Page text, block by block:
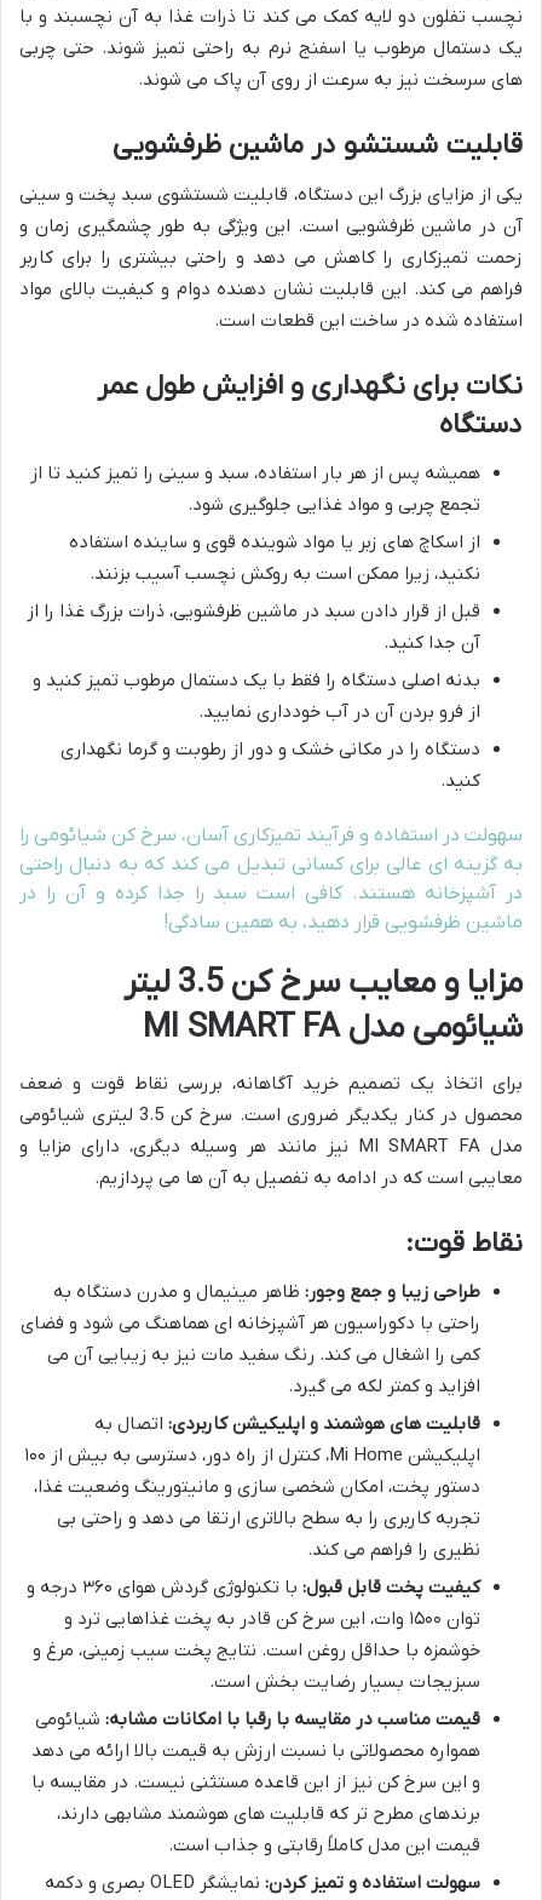
نچسب تفلون دو لایه کمک می کند تا ذرات غذا به آن نچسبند و با
یک دستمال مرطوب یا اسفنج نرم به راحتی تمیز شوند. حتی چربی
های سرسخت نیز به سرعت از روی آن پاک می شوند.
قابلیت شستشو در ماشین ظرفشویی
یکی از مزایای بزرگ این دستگاه، قابلیت شستشوی سبد پخت و سینی
آن در ماشین ظرفشویی است. این ویژگی به طور چشمگیری زمان و
زحمت تمیزکاری را کاهش می دهد و راحتی بیشتری را برای کاربر
فراهم می کند. این قابلیت نشان دهنده دوام و کیفیت بالای مواد
استفاده شده در ساخت این قطعات است.
نکات برای نگهداری و افزایش طول عمر
دستگاه
همیشه پس از هر بار استفاده، سبد و سینی را تمیز کنید تا از
تجمع چربی و مواد غذایی جلوگیری شود.
از اسکاچ های زبر یا مواد شوینده قوی و ساینده استفاده
نکنید، زیرا ممکن است به روکش نچسب آسیب بزنند.
قبل از قرار دادن سبد در ماشین ظرفشویی، ذرات بزرگ غذا را از
آن جدا کنید.
بدنه اصلی دستگاه را فقط با یک دستمال مرطوب تمیز کنید و
از فرو بردن آن در آب خودداری نمایید.
دستگاه را در مکانی خشک و دور از رطوبت و گرما نگهداری
کنید.
سهولت در استفاده و فرآیند تمیزکاری آسان، سرخ کن شیائومی را
به گزینه ای عالی برای کسانی تبدیل می کند که به دنبال راحتی
در آشپزخانه هستند. کافی است سبد را جدا کرده و آن را در
ماشین ظرفشویی قرار دهید، به همین سادگی!
مزایا و معایب سرخ کن 3.5 لیتر
شیائومی مدل MI SMART FA
برای اتخاذ یک تصمیم خرید آگاهانه، بررسی نقاط قوت و ضعف
محصول در کنار یکدیگر ضروری است. سرخ کن 3.5 لیتری شیائومی
مدل MI SMART FA نیز مانند هر وسیله دیگری، دارای مزایا و
معایبی است که در ادامه به تفصیل به آن ها می پردازیم.
نقاط قوت:
طراحی زیبا و جمع وجور: ظاهر مینیمال و مدرن دستگاه به
راحتی با دکوراسیون هر آشپزخانه ای هماهنگ می شود و فضای
کمی را اشغال می کند. رنگ سفید مات نیز به زیبایی آن می
افزاید و کمتر لکه می گیرد.
قابلیت های هوشمند و اپلیکیشن کاربردی: اتصال به
اپلیکیشن Mi Home، کنترل از راه دور، دسترسی به بیش از ۱۰۰
دستور پخت، امکان شخصی سازی و مانیتورینگ وضعیت غذا،
تجربه کاربری را به سطح بالاتری ارتقا می دهد و راحتی بی
نظیری را فراهم می کند.
کیفیت پخت قابل قبول:
با تکنولوژی گردش هوای ۳۶۰ درجه و
توان ۱۵۰۰ وات، این سرخ کن قادر به پخت غذاهایی ترد و
خوشمزه با حداقل روغن است. نتایج پخت سیب زمینی، مرغ و
سبزیجات بسیار رضایت بخش است.
قیمت مناسب در مقایسه با رقبا با امکانات مشابه: شیائومی
همواره محصولاتی با نسبت ارزش به قیمت بالا ارائه می دهد
و این سرخ کن نیز از این قاعده مستثنی نیست. در مقایسه با
برندهای مطرح تر که قابلیت های هوشمند مشابهی دارند،
قیمت این مدل کاملاً رقابتی و جذاب است.
سهولت استفاده و تمیز کردن:
نمایشگر OLED بصری و دکمه